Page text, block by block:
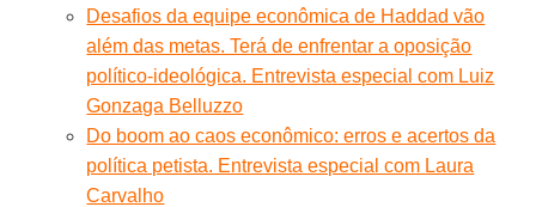
Desafios da equipe econômica de Haddad vão
além das metas. Terá de enfrentar a oposição
político-ideológica. Entrevista especial com Luiz
Gonzaga Belluzzo
Do boom ao caos econômico: erros e acertos da
política petista. Entrevista especial com Laura
Carvalho